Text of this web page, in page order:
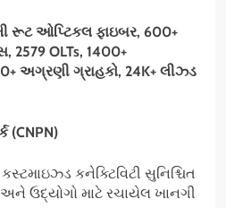
રૂટ ઓપ્ટિકલ ફાઇબર, 600+
OLTs, 1400+
અગ્રણી ગ્રાહકો, 24K+ લીઝ્ડ
(CNPN)
કનેક્ટિવિટી સુનિશ્ચિત
અને ઉદ્યોગો માટે રચાયેલ ખાનગી